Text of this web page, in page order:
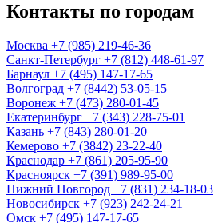
Контакты по городам
Москва +7 (985) 219-46-36
Санкт-Петербург +7 (812) 448-61-97
Барнаул +7 (495) 147-17-65
Волгоград +7 (8442) 53-05-15
Воронеж +7 (473) 280-01-45
Екатеринбург +7 (343) 228-75-01
Казань +7 (843) 280-01-20
Кемерово +7 (3842) 23-22-40
Краснодар +7 (861) 205-95-90
Красноярск +7 (391) 989-95-00
Нижний Новгород +7 (831) 234-18-03
Новосибирск +7 (923) 242-24-21
Омск +7 (495) 147-17-65